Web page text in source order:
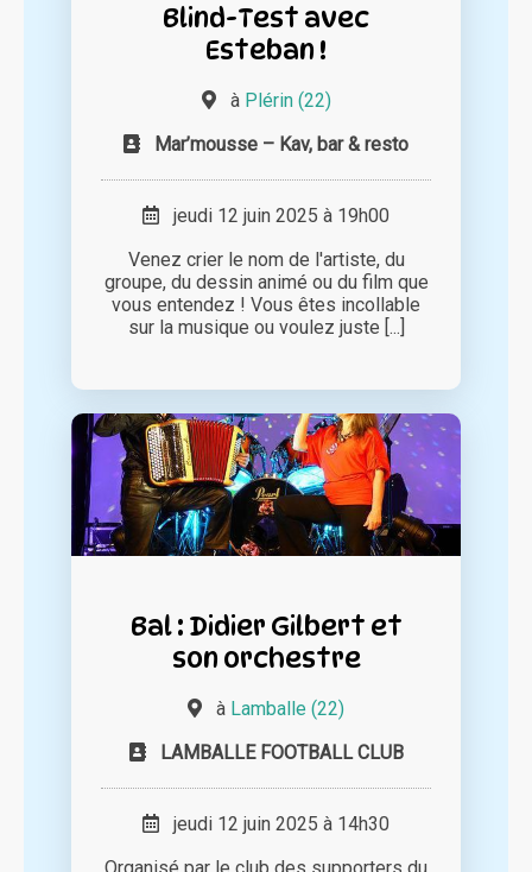
Blind-Test avec
Esteban !
à Plérin (22)
Mar’mousse – Kav, bar & resto
jeudi 12 juin 2025 à 19h00
Venez crier le nom de l'artiste, du
groupe, du dessin animé ou du film que
vous entendez ! Vous êtes incollable
sur la musique ou voulez juste [...]
Bal : Didier Gilbert et
son orchestre
à Lamballe (22)
LAMBALLE FOOTBALL CLUB
jeudi 12 juin 2025 à 14h30